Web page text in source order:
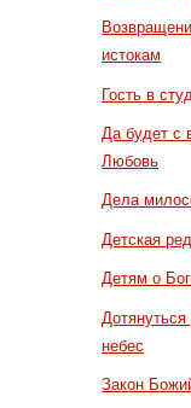
истокам
Гость в
Да будет с
Любовь
Дела
Детская
Детям о
Дотянуться
небес
Закон